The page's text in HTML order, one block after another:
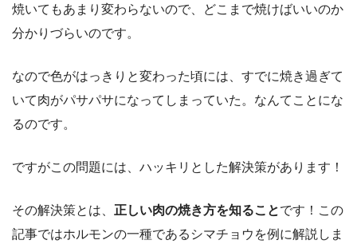
焼いてもあまり変わらないので、どこまで焼けばいいのか
分かりづらいのです。
なので色がはっきりと変わった頃には、すでに焼き過ぎて
いて肉がパサパサになってしまっていた。なんてことにな
るのです。
ですがこの問題には、ハッキリとした解決策があります！
その解決策とは、 正しい肉の焼き方を知ることです！この
記事ではホルモンの一種であるシマチョウを例に解説しま